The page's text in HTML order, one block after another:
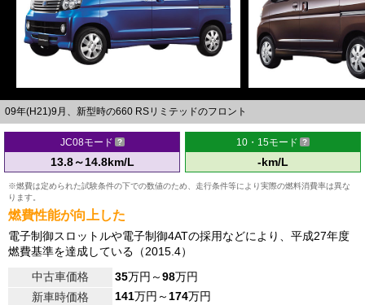
09年(H21)9月、新型時の660 RSリミテッドのフロント
JC08モード
13.8～14.8km/L
10・15モード
-km/L
※燃費は定められた試験条件の下での数値のため、走行条件等により実際の燃料消費率は異な
ります。
燃費性能が向上した
電子制御スロットルや電子制御4ATの採用などにより、平成27年度
燃費基準を達成している（2015.4）
中古車価格
35万円～98万円
新車時価格
141万円～174万円